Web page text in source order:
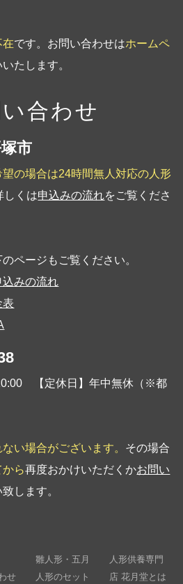
在です。お問い合わせはホームペ
たします。
合わせ
市
の場合は24時間無人対応の人形
しくは申込みの流れをご覧くださ
ページもご覧ください。
込みの流れ
表
【定休日】年中無休（※都
い場合がございます。 その場合
から再度おかけいただくかお問い
します。
せ
雛人形・五月
人形のセット
人形供養専門
店 花月堂とは